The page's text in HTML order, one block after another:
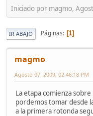
Iniciado por magmo,
IR ABAJO Páginas 1
magmo
Agosto 07, 2009, 02:46:18 PM
La etapa comienza
pordemos tomar desde
a la primera rotonda